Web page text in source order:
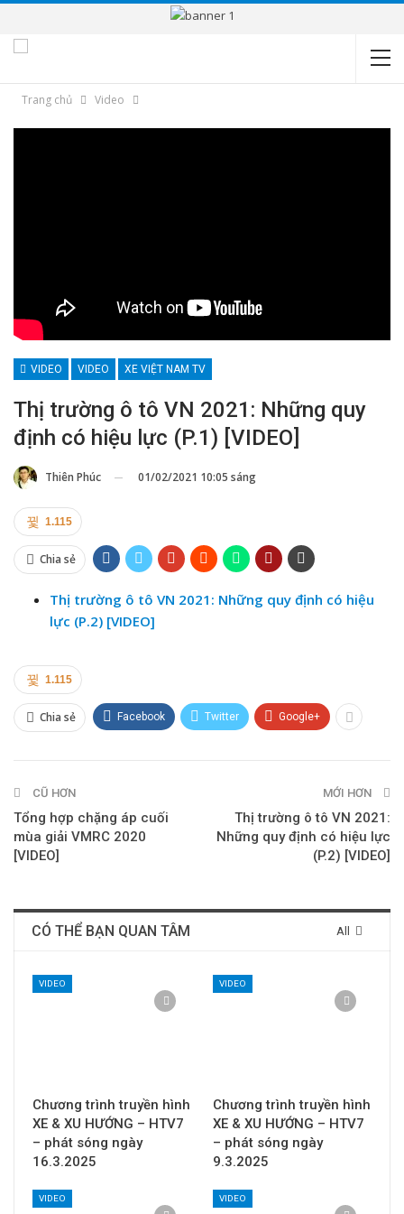
Trang chủ Video
VIDEO VIDEO XE VIỆT NAM TV
Thị trường ô tô VN 2021: Những quy
định có hiệu lực (P.1) [VIDEO]
Thiên Phúc 01/02/2021 10:05 sáng
1.115
Chia sẻ
Thị trường ô tô VN 2021: Những quy định có hiệu
lực (P.2) [VIDEO]
1.115
Chia sẻ Facebook Twitter Google+
CŨ HƠN
Tổng hợp chặng áp cuối
mùa giải VMRC 2020
[VIDEO]
MỚI HƠN
Thị trường ô tô VN 2021:
Những quy định có hiệu lực
(P.2) [VIDEO]
All
CÓ THỂ BẠN QUAN TÂM
VIDEO
Chương trình truyền hình
XE & XU HƯỚNG – HTV7
– phát sóng ngày
16.3.2025
VIDEO
Chương trình truyền hình
XE & XU HƯỚNG – HTV7
– phát sóng ngày
9.3.2025
VIDEO VIDEO